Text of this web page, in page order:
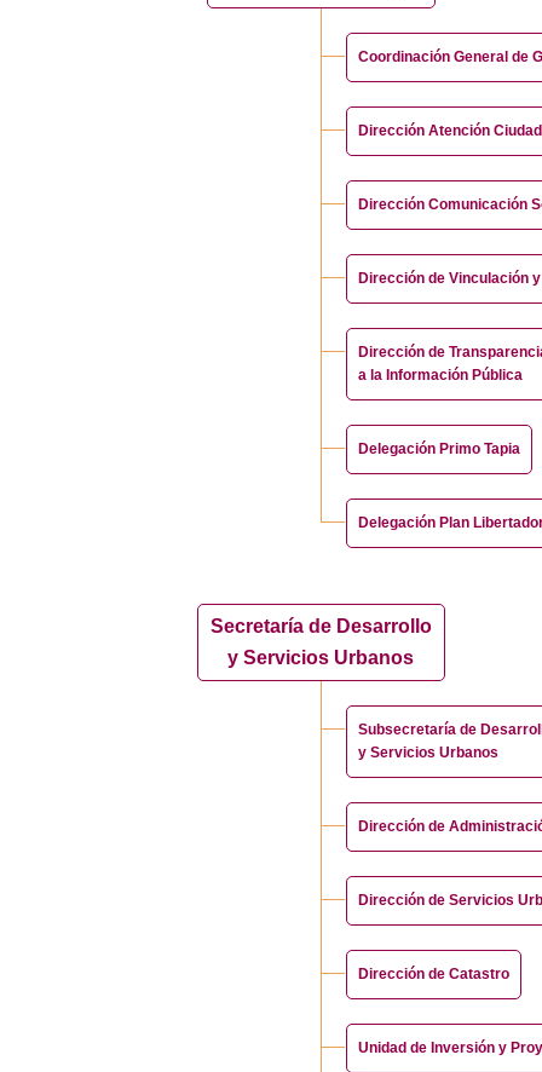
Coordinación General de
Dirección Atención
Dirección Comunicación
Dirección de Vinculación
Dirección de
a la Información Pública
Delegación Primo Tapia
Delegación Plan
Secretaría de Desarrollo
y Servicios Urbanos
Subsecretaría de
y Servicios Urbanos
Dirección de
Dirección de Servicios
Dirección de Catastro
Unidad de Inversión y